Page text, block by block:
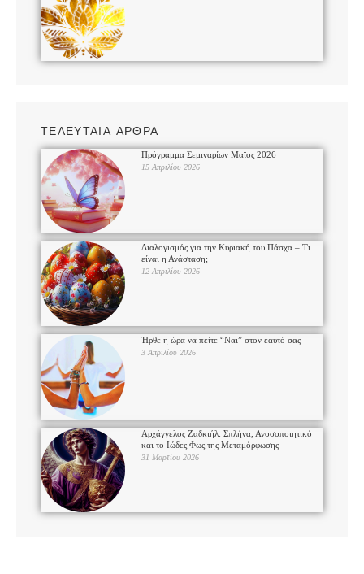
ΤΕΛΕΥΤΑΙΑ ΑΡΘΡΑ
Πρόγραμμα Σεμιναρίων Μαϊος 2026
15 Απριλίου 2026
Διαλογισμός για την Κυριακή του Πάσχα – Τι
είναι η Ανάσταση;
12 Απριλίου 2026
Ήρθε η ώρα να πείτε “Ναι” στον εαυτό σας
3 Απριλίου 2026
Αρχάγγελος Ζαδκιήλ: Σπλήνα, Ανοσοποιητικό
και το Ιώδες Φως της Μεταμόρφωσης
31 Μαρτίου 2026